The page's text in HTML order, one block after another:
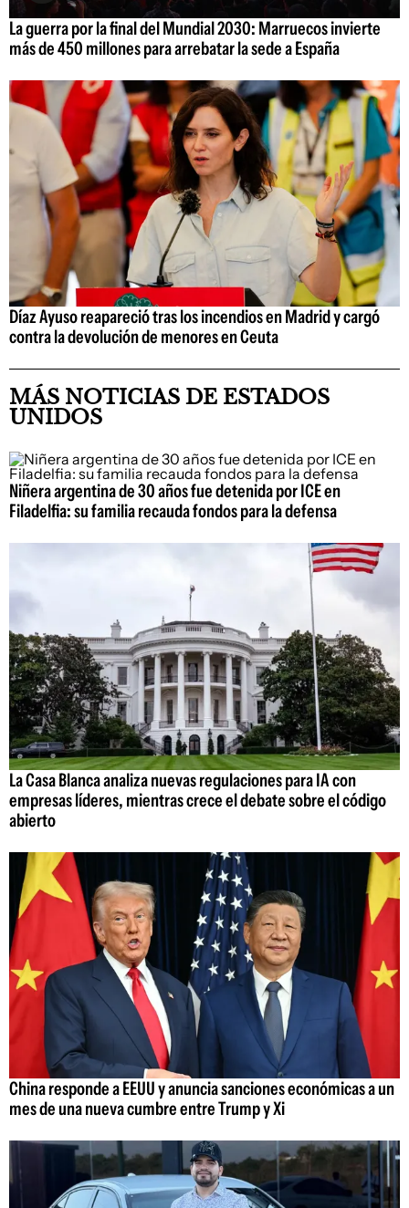
La guerra por la final del Mundial 2030: Marruecos invierte
más de 450 millones para arrebatar la sede a España
Díaz Ayuso reapareció tras los incendios en Madrid y cargó
contra la devolución de menores en Ceuta
MÁS NOTICIAS DE ESTADOS
UNIDOS
Niñera argentina de 30 años fue detenida por ICE en
Filadelfia: su familia recauda fondos para la defensa
La Casa Blanca analiza nuevas regulaciones para IA con
empresas líderes, mientras crece el debate sobre el código
abierto
China responde a EEUU y anuncia sanciones económicas a un
mes de una nueva cumbre entre Trump y Xi